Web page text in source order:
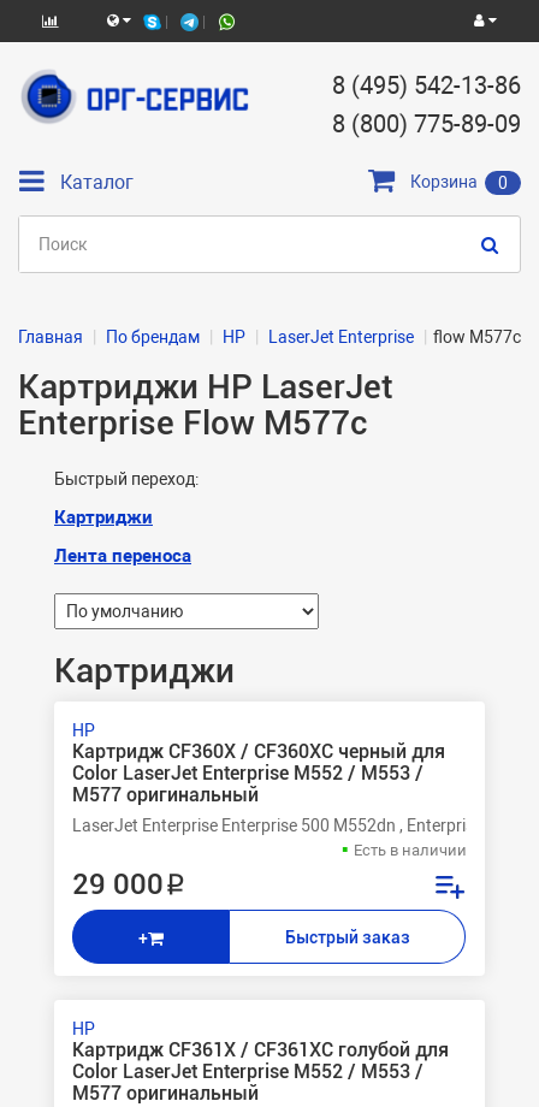
8 (495) 542-13-86
8 (800) 775-89-09
Каталог Корзина 0
Главная По брендам HP LaserJet Enterprise flow M577c
Картриджи HP LaserJet
Enterprise Flow M577c
Быстрый переход:
Картриджи
Лента переноса
Картриджи
HP
Картридж CF360X / CF360XC черный для
Color LaserJet Enterprise M552 / M553 /
M577 оригинальный
LaserJet Enterprise Enterprise 500 M552dn , Enterprise 500
Есть в наличии
29 000 ₽
+ Быстрый заказ
HP
Картридж CF361X / CF361XC голубой для
Color LaserJet Enterprise M552 / M553 /
M577 оригинальный